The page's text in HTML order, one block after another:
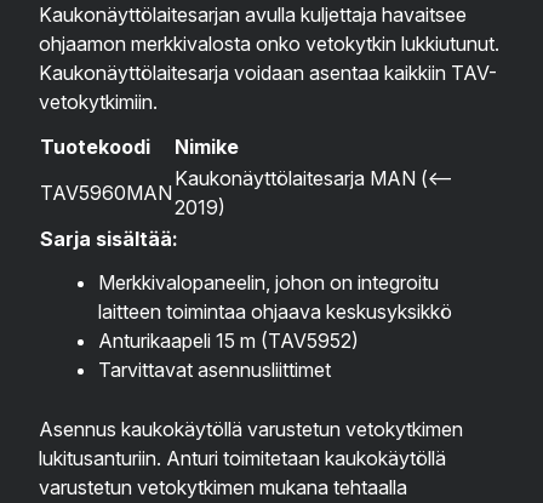
Kaukonäyttölaitesarjan avulla kuljettaja havaitsee
ohjaamon merkkivalosta onko vetokytkin lukkiutunut.
Kaukonäyttölaitesarja voidaan asentaa kaikkiin TAV-
vetokytkimiin.
Tuotekoodi
Nimike
TAV5960MAN
Kaukonäyttölaitesarja MAN (<–
2019)
Sarja sisältää:
Merkkivalopaneelin, johon on integroitu
laitteen toimintaa ohjaava keskusyksikkö
Anturikaapeli 15 m (TAV5952)
Tarvittavat asennusliittimet
Asennus kaukokäytöllä varustetun vetokytkimen
lukitusanturiin. Anturi toimitetaan kaukokäytöllä
varustetun vetokytkimen mukana tehtaalla